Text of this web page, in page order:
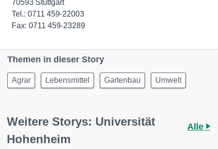
70593 Stuttgart
Tel.: 0711 459-22003
Fax: 0711 459-23289
Themen in dieser Story
Agrar Lebensmittel Gartenbau Umwelt
Weitere Storys: Universität
Hohenheim
Alle